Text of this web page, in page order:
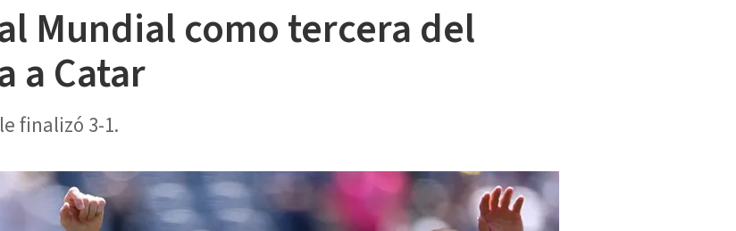
Mundial como tercera del
a Catar
finalizó 3-1.